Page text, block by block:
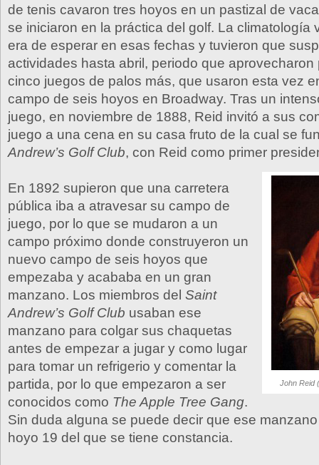
de tenis cavaron tres hoyos en un pastizal de
se iniciaron en la práctica del golf. La climatología
era de esperar en esas fechas y tuvieron que
actividades hasta abril, periodo que aprovecharon
cinco juegos de palos más, que usaron esta vez
campo de seis hoyos en Broadway. Tras un
juego, en noviembre de 1888, Reid invitó a sus
juego a una cena en su casa fruto de la cual se
Andrew’s Golf Club, con Reid como primer
John Reid
En 1892 supieron que una carretera
pública iba a atravesar su campo de
juego, por lo que se mudaron a un
campo próximo donde construyeron un
nuevo campo de seis hoyos que
empezaba y acababa en un gran
manzano. Los miembros del Saint
Andrew’s Golf Club usaban ese
manzano para colgar sus chaquetas
antes de empezar a jugar y como lugar
para tomar un refrigerio y comentar la
partida, por lo que empezaron a ser
conocidos como The Apple Tree Gang.
Sin duda alguna se puede decir que ese
hoyo 19 del que se tiene constancia.